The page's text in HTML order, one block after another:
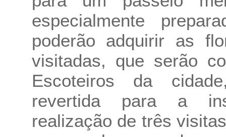
especialmente
poderão adquirir as
visitadas, que serão
Escoteiros da
revertida para a
realização de três